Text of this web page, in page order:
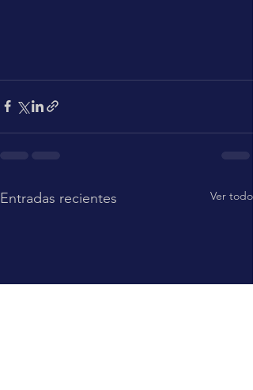
Entradas recientes Ver todo